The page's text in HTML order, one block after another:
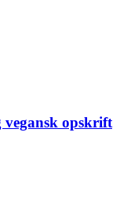
vegansk opskrift